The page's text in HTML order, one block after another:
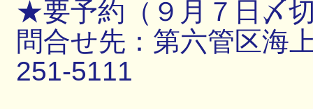
★要予約（９月７日〆
問合せ先：第六管区海
251-5111